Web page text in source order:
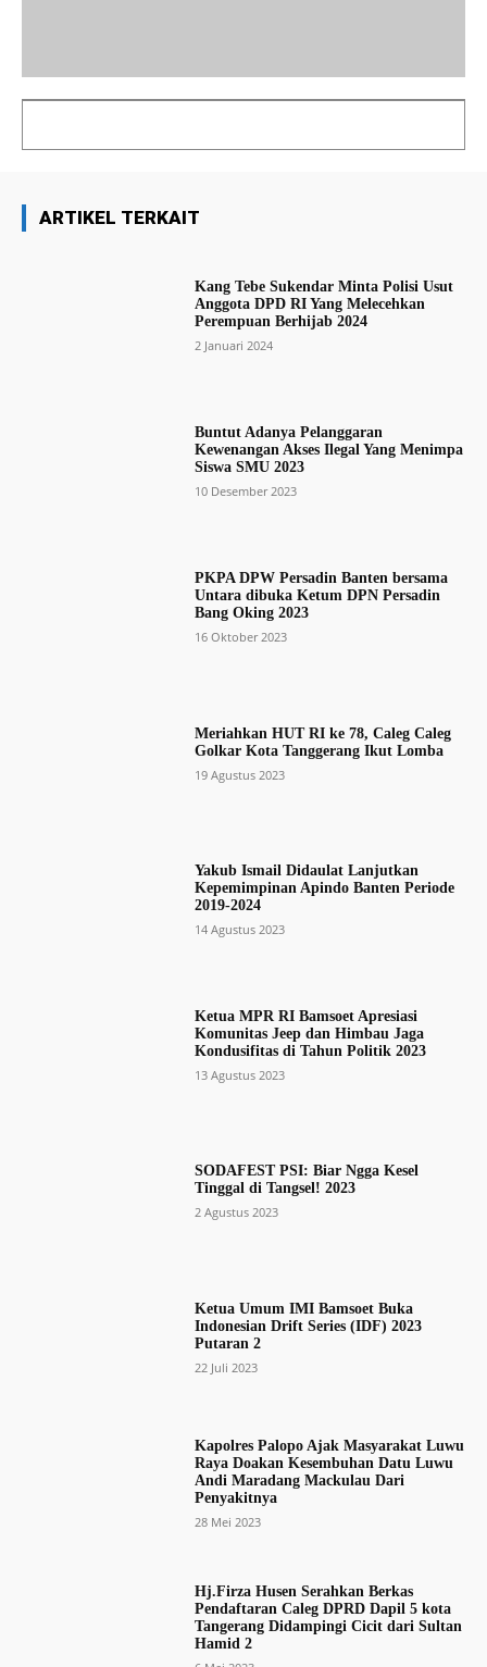
ARTIKEL TERKAIT
Kang Tebe Sukendar Minta Polisi Usut
Anggota DPD RI Yang Melecehkan
Perempuan Berhijab 2024
2 Januari 2024
Buntut Adanya Pelanggaran
Kewenangan Akses Ilegal Yang Menimpa
Siswa SMU 2023
10 Desember 2023
PKPA DPW Persadin Banten bersama
Untara dibuka Ketum DPN Persadin
Bang Oking 2023
16 Oktober 2023
Meriahkan HUT RI ke 78, Caleg Caleg
Golkar Kota Tanggerang Ikut Lomba
19 Agustus 2023
Yakub Ismail Didaulat Lanjutkan
Kepemimpinan Apindo Banten Periode
2019-2024
14 Agustus 2023
Ketua MPR RI Bamsoet Apresiasi
Komunitas Jeep dan Himbau Jaga
Kondusifitas di Tahun Politik 2023
13 Agustus 2023
SODAFEST PSI: Biar Ngga Kesel
Tinggal di Tangsel! 2023
2 Agustus 2023
Ketua Umum IMI Bamsoet Buka
Indonesian Drift Series (IDF) 2023
Putaran 2
22 Juli 2023
Kapolres Palopo Ajak Masyarakat Luwu
Raya Doakan Kesembuhan Datu Luwu
Andi Maradang Mackulau Dari
Penyakitnya
28 Mei 2023
Hj.Firza Husen Serahkan Berkas
Pendaftaran Caleg DPRD Dapil 5 kota
Tangerang Didampingi Cicit dari Sultan
Hamid 2